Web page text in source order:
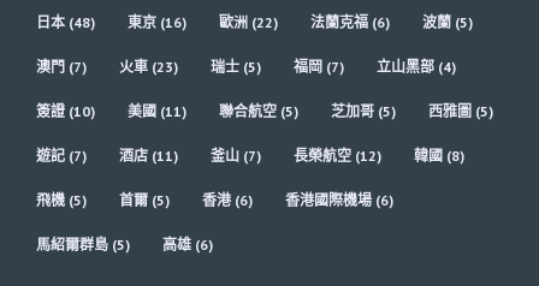
日本 (48) 東京 (16) 歐洲 (22) 法蘭克福 (6) 波蘭 (5)
澳門 (7) 火車 (23) 瑞士 (5) 福岡 (7) 立山黑部 (4)
簽證 (10) 美國 (11) 聯合航空 (5) 芝加哥 (5) 西雅圖 (5)
遊記 (7) 酒店 (11) 釜山 (7) 長榮航空 (12) 韓國 (8)
飛機 (5) 首爾 (5) 香港(6) 香港國際機場 (6)
馬紹爾群島 (5) 高雄 (6)